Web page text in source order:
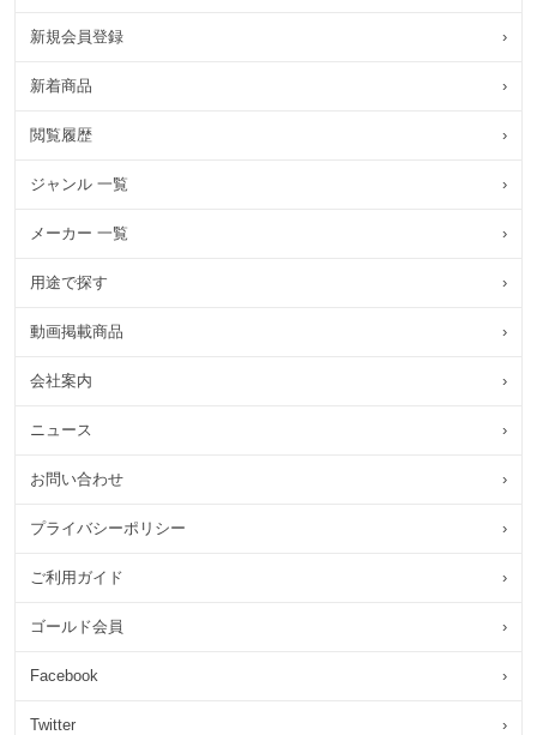
新規会員登録 ›
新着商品 ›
閲覧履歴 ›
ジャンル 一覧 ›
メーカー 一覧 ›
用途で探す ›
動画掲載商品 ›
会社案内 ›
ニュース ›
お問い合わせ ›
プライバシーポリシー ›
ご利用ガイド ›
ゴールド会員 ›
Facebook ›
Twitter ›